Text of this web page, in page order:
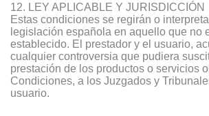
12. LEY APLICABLE Y JURISDICCIÓN
Estas condiciones se regirán o
legislación española en aquello que no
establecido. El prestador y el usuario,
cualquier controversia que pudiera
prestación de los productos o servicios
Condiciones, a los Juzgados y
usuario.